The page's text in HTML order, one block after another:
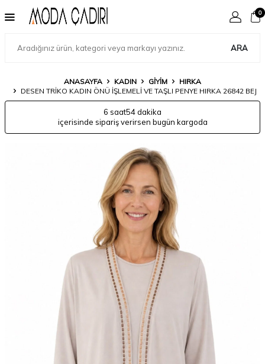
ARA
0
ANASAYFA KADIN GIYIM
HIRKA
DESEN TRIKO KADIN ÖNÜ İŞLEMELI VE TAŞLI PENYE HIRKA 26842 BEJ
6 saat54 dakika
içerisinde sipariş verirsen bugün kargoda